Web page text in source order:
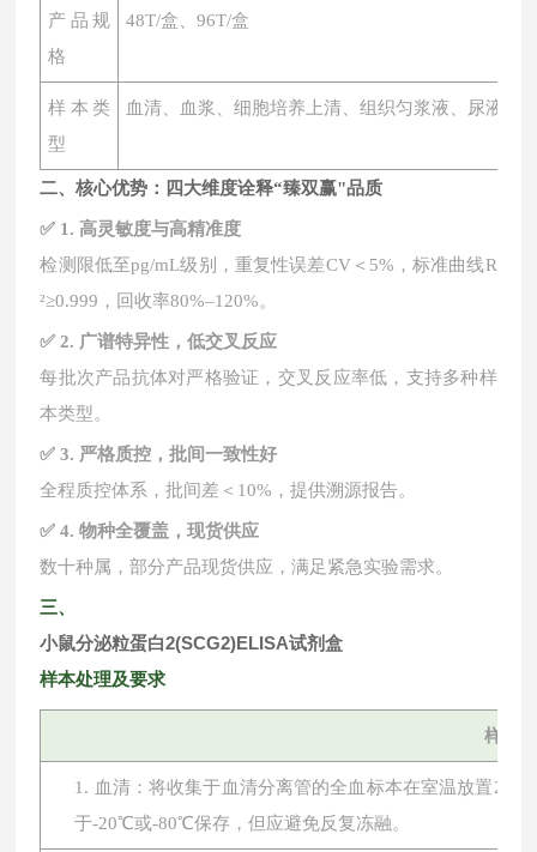
产品规
格
48T/盒、96T/盒
样本类
型
血清、血浆、细胞培养上清、组织匀浆液、尿液、
二、核心优势：四大维度诠释“臻双赢"品质
✅ 1. 高灵敏度与高精准度
检测限低至pg/mL级别，重复性误差CV＜5%，标准曲线R
²≥0.999，回收率80%–120%。
✅ 2. 广谱特异性，低交叉反应
每批次产品抗体对严格验证，交叉反应率低，支持多种样
本类型。
✅ 3. 严格质控，批间一致性好
全程质控体系，批间差＜ 10%，提供溯源报告。
✅ 4. 物种全覆盖，现货供应
数十种属，部分产品现货供应，满足紧急实验需求。
三、
小鼠分泌粒蛋白2(SCG2)ELISA试剂盒
样本处理及要求
样本
1. 血清：将收集于血清分离管的全血标本在室温放置2
于-20℃或-80℃保存，但应避免反复冻融。